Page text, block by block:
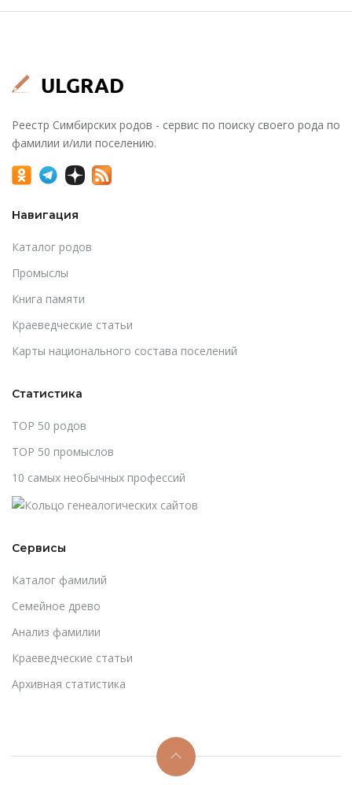
Реестр Симбирских родов - сервис по поиску своего рода по
фамилии и/или поселению.
Навигация
Каталог родов
Промыслы
Книга памяти
Краеведческие статьи
Карты национального состава поселений
Статистика
TOP 50 родов
TOP 50 промыслов
10 самых необычных профессий
Сервисы
Каталог фамилий
Cемейное древо
Анализ фамилии
Краеведческие статьи
Архивная статистика